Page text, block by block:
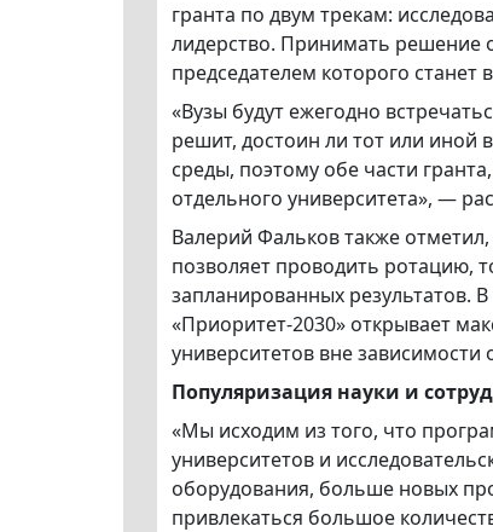
гранта по двум трекам:
лидерство. Принимать решение
председателем которого
«Вузы будут ежегодно
решит, достоин ли тот или иной
среды, поэтому обе части
отдельного университета», —
Валерий Фальков также
позволяет проводить ротацию,
запланированных результатов.
«Приоритет-2030» открывает
университетов вне
Популяризация науки и
«Мы исходим из того, что
университетов и
оборудования, больше новых
привлекаться большое